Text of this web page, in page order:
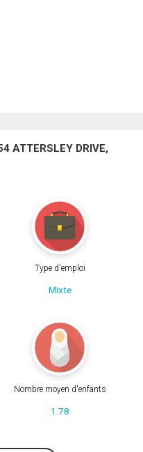
ATTERSLEY DRIVE,
Type d'emploi
Mixte
Nombre moyen d'enfants
1.78